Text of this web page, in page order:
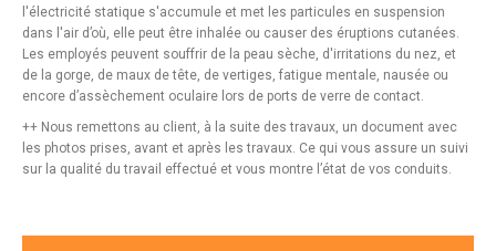
l'électricité statique s'accumule et met les particules en suspension
dans l'air d’où, elle peut être inhalée ou causer des éruptions cutanées.
Les employés peuvent souffrir de la peau sèche, d'irritations du nez, et
de la gorge, de maux de tête, de vertiges, fatigue mentale, nausée ou
encore d’assèchement oculaire lors de ports de verre de contact.
++ Nous remettons au client, à la suite des travaux, un document avec
les photos prises, avant et après les travaux. Ce qui vous assure un suivi
sur la qualité du travail effectué et vous montre l’état de vos conduits.